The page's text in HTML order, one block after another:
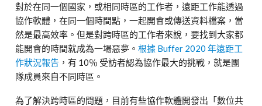
對於在同一個國家，或相同時區的工作者，遠距工作能透過
協作軟體，在同一個時間點，一起開會或傳送資料檔案，當
然是最高效率。但是對跨時區的工作者來說，要找到大家都
能開會的時間就成為一場惡夢。根據 Buffer 2020 年遠距工
作狀況報告 ，有 10％ 受訪者認為協作最大的挑戰，就是團
隊成員來自不同時區。
為了解決跨時區的問題，目前有些協作軟體開發出「數位共